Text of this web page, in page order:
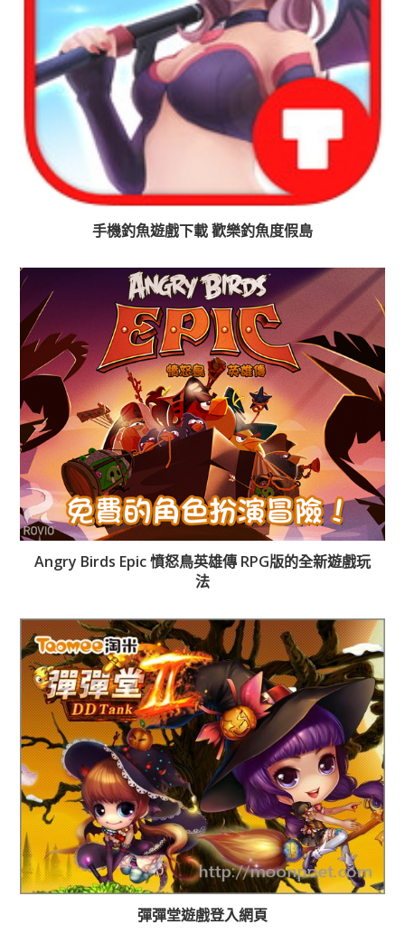
手機釣魚遊戲下載 歡樂釣魚度假島
Angry Birds Epic 憤怒鳥英雄傳 RPG版的全新遊戲玩
法
彈彈堂遊戲登入網頁